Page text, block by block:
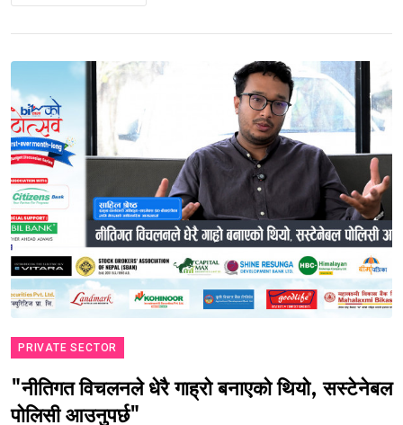
PRIVATE SECTOR
"नीतिगत विचलनले धेरै गाह्रो बनाएको थियो, सस्टेनेबल
पोलिसी आउनुपर्छ"